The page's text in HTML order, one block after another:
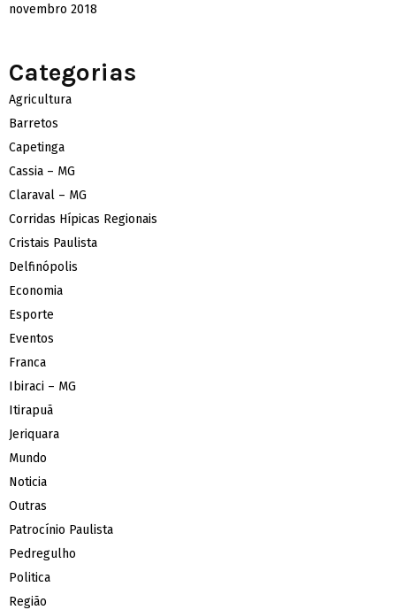
novembro 2018
Categorias
Agricultura
Barretos
Capetinga
Cassia – MG
Claraval – MG
Corridas Hípicas Regionais
Cristais Paulista
Delfinópolis
Economia
Esporte
Eventos
Franca
Ibiraci – MG
Itirapuã
Jeriquara
Mundo
Noticia
Outras
Patrocínio Paulista
Pedregulho
Politica
Região